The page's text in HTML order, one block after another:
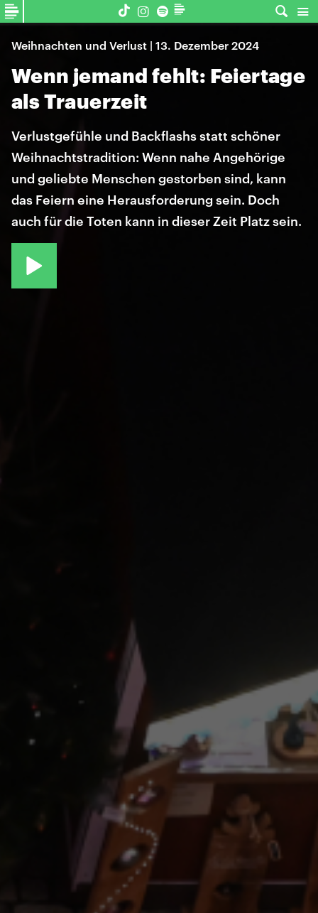
Weihnachten und Verlust | 13. Dezember 2024
Wenn jemand fehlt: Feiertage
als Trauerzeit
Verlustgefühle und Backflashs statt schöner
Weihnachtstradition: Wenn nahe Angehörige
und geliebte Menschen gestorben sind, kann
das Feiern eine Herausforderung sein. Doch
auch für die Toten kann in dieser Zeit Platz sein.